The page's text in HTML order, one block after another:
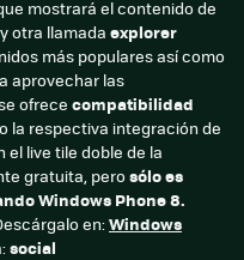
mostrará el contenido de
otra llamada explorer
más populares así como
aprovechar las
ofrece compatibilidad
la respectiva integración de
live tile doble de la
gratuita, perosólo es
Windows Phone 8.
en: Windows
social